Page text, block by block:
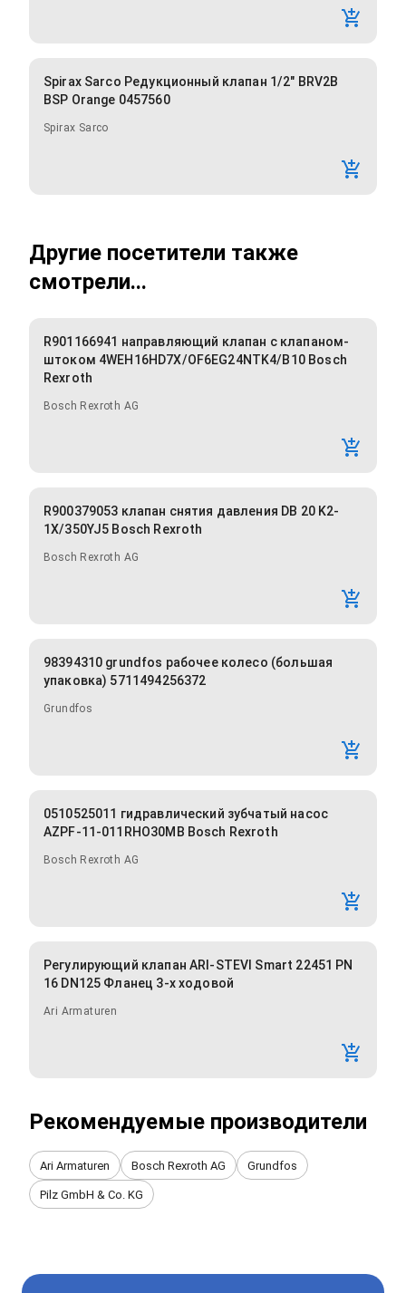
Spirax Sarco Редукционный клапан 1/2" BRV2B
BSP Orange 0457560
Spirax Sarco
Другие посетители также
смотрели...
R901166941 направляющий клапан с клапаном-
штоком 4WEH16HD7X/OF6EG24NTK4/B10 Bosch
Rexroth
Bosch Rexroth AG
R900379053 клапан снятия давления DB 20 K2-
1X/350YJ5 Bosch Rexroth
Bosch Rexroth AG
98394310 grundfos рабочее колесо (большая
упаковка) 5711494256372
Grundfos
0510525011 гидравлический зубчатый насос
AZPF-11-011RHO30MB Bosch Rexroth
Bosch Rexroth AG
Регулирующий клапан ARI-STEVI Smart 22451 PN
16 DN125 Фланец 3-х ходовой
Ari Armaturen
Рекомендуемые производители
Ari Armaturen Bosch Rexroth AG Grundfos
Pilz GmbH & Co. KG